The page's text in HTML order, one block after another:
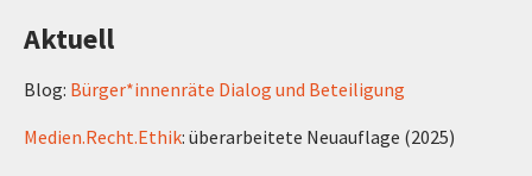
Aktuell
Blog: Bürger*innenräte Dialog und Beteiligung
Medien.Recht.Ethik: überarbeitete Neuauflage (2025)